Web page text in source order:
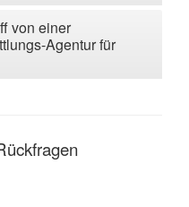
von einer
Agentur für